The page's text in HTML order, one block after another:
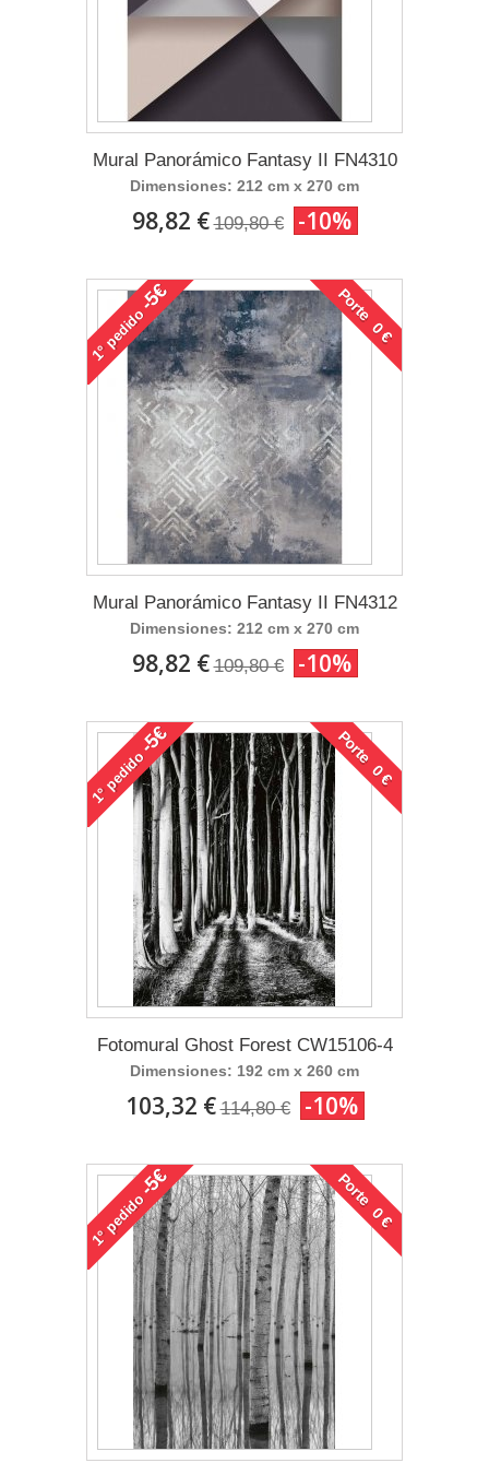
Mural Panorámico Fantasy II FN4310
Dimensiones: 212 cm x 270 cm
98,82 € 109,80 € -10%
1°
pedido
-5€ Porte 0 €
Mural Panorámico Fantasy II FN4312
Dimensiones: 212 cm x 270 cm
98,82 € 109,80 € -10%
1°
pedido
-5€ Porte 0 €
Fotomural Ghost Forest CW15106-4
Dimensiones: 192 cm x 260 cm
103,32 € 114,80 € -10%
1°
pedido
-5€ Porte 0 €